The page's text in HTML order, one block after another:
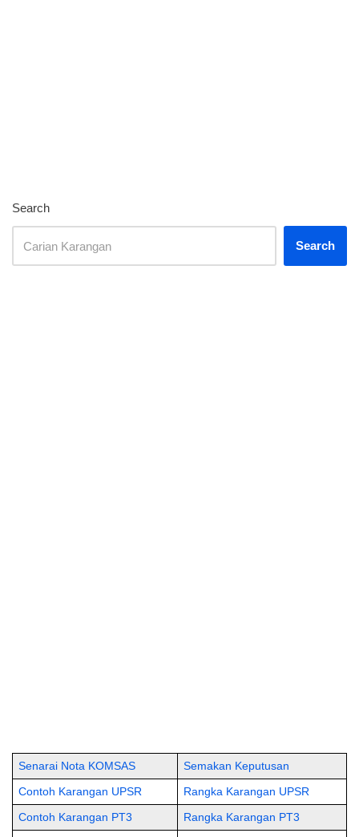
Search
Search
Senarai Nota KOMSAS Semakan Keputusan
Contoh Karangan UPSR Rangka Karangan UPSR
Contoh Karangan PT3 Rangka Karangan PT3